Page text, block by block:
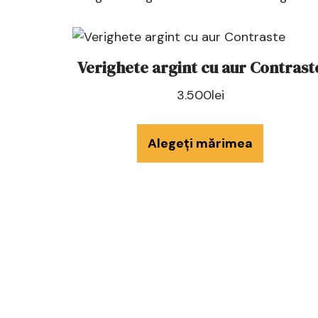
Verighete argint cu aur
3.500lei
Alegeți mărimea